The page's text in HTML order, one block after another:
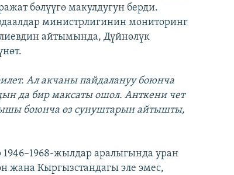
бөлүүгө макулдугун берди.
министрлигинин мониторинг
айтымында, Дүйнөлүк
Ал акчаны пайдалануу боюнча
да бир максаты ошол. Анткени чет
боюнча өз сунуштарын айтышты,
жылдар аралыгында уран
жана Кыргызстандагы эле эмес,